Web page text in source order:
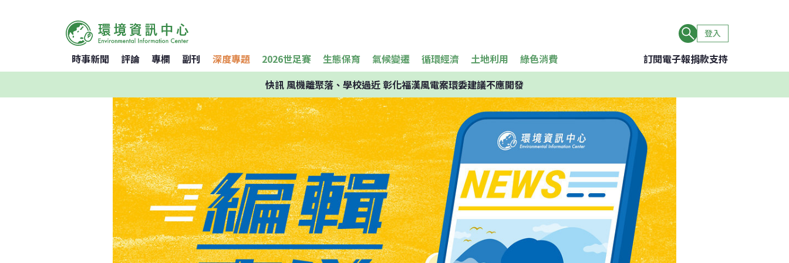
登入
時事新聞 評論 專欄 副刊 深度專題 2026世足賽 生態保育 氣候變遷 循環經濟 土地利用 綠色消費 訂閱電子報捐款支持
快訊風機離聚落、學校過近 彰化福漢風電案環委建議不應開發